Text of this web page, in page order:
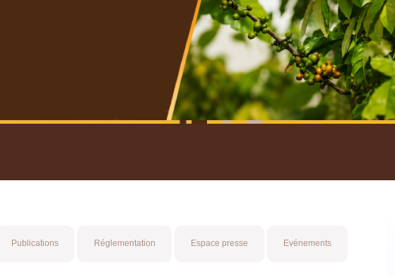
Publications Réglementation Espace presse Evénements